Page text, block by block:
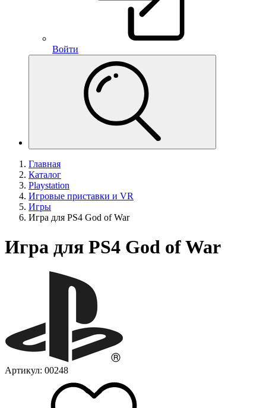
Войти
Главная
Каталог
Playstation
Игровые приставки и VR
Игры
Игра для PS4 God of War
Игра для PS4 God of War
Артикул: 00248